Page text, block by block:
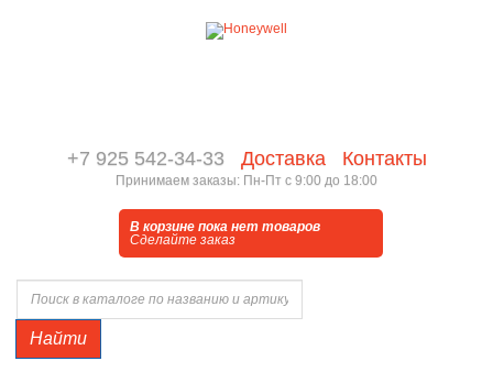
+7 925 542-34-33 Доставка Контакты
Принимаем заказы: Пн-Пт с 9:00 до 18:00
В корзине пока нет товаров
Сделайте заказ
Найти